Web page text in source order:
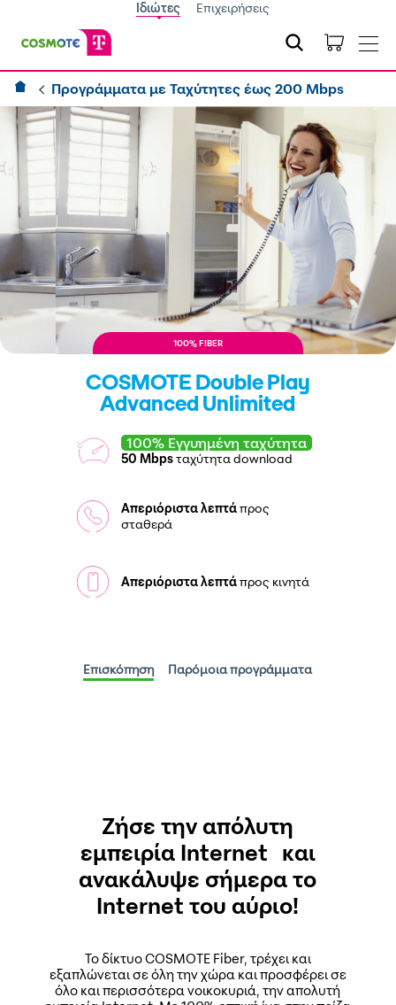
Ιδιώτες Επιχειρήσεις
Προγράμματα με Ταχύτητες έως 200 Mbps
100% FIBER
COSMOTE Double Play
Advanced Unlimited
100% Εγγυημένη ταχύτητα
50 Mbpsταχύτητα download
Απεριόριστα λεπτάπρος
σταθερά
Απεριόριστα λεπτάπρος κινητά
Επισκόπηση Παρόμοια προγράμματα